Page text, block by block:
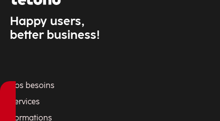
Happy users,
better business!
Vos besoins
Services
Formations